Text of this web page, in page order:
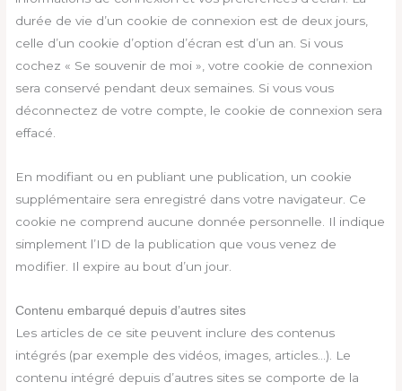
durée de vie d’un cookie de connexion est de deux jours,
celle d’un cookie d’option d’écran est d’un an. Si vous
cochez « Se souvenir de moi », votre cookie de connexion
sera conservé pendant deux semaines. Si vous vous
déconnectez de votre compte, le cookie de connexion sera
effacé.
En modifiant ou en publiant une publication, un cookie
supplémentaire sera enregistré dans votre navigateur. Ce
cookie ne comprend aucune donnée personnelle. Il indique
simplement l’ID de la publication que vous venez de
modifier. Il expire au bout d’un jour.
Contenu embarqué depuis d’autres sites
Les articles de ce site peuvent inclure des contenus
intégrés (par exemple des vidéos, images, articles…). Le
contenu intégré depuis d’autres sites se comporte de la